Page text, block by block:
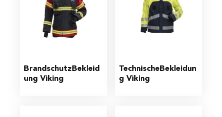
Brandschutz­Bekleid
ung Viking
TechnischeBekleidun
g Viking